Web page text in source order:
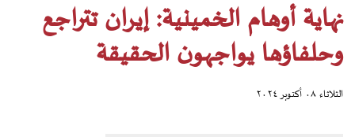
نهاية أوهام الخمينية: إيران تتراجع
وحلفاؤها يواجهون الحقيقة
الثلاثاء ٠٨ أكتوبر ٢٠٢٤